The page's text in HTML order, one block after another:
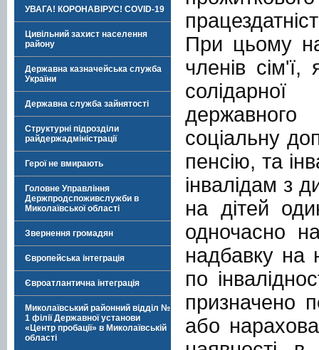
УВАГА! КОРОНАВІРУС! COVID-19
Цивільний захист населення
району
Державна казначейська служба
України
Державна служба зайнятості
Структурні підрозділи
райдержадміністрації
Герої не вмирають
Головне Управління
Держпродспоживслужби в
Миколаївської області
Звернення громадян
Європейська інтеграція
Євроатлантична інтеграція
Миколаївський районний відділ №
1 філії Державної установи
«Центр пробації» в Миколаївській
області
При цьому
членів сім'ї,
державного
соціальну
пенсію, та
інвалідам з
на дітей
одночасно
надбавку на
по
призначено
або